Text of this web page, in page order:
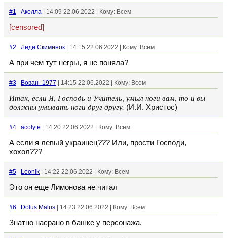
#1 Акелла | 14:09 22.06.2022 | Кому: Всем
[censored]
#2 Леди Скиминок | 14:15 22.06.2022 | Кому: Всем
А при чем тут негры, я не поняла?
#3 Вован_1977 | 14:15 22.06.2022 | Кому: Всем
Итак, если Я, Господь и Учитель, умыл ноги вам, то и вы
должны умывать ноги друг другу. (И.И. Христос)
#4 acolyte | 14:20 22.06.2022 | Кому: Всем
А если я левый украинец??? Или, прости Господи,
хохол???
#5 Leonik | 14:22 22.06.2022 | Кому: Всем
Это он еще Лимонова не читал
#6 Dolus Malus | 14:23 22.06.2022 | Кому: Всем
Знатно насрано в башке у персонажа.